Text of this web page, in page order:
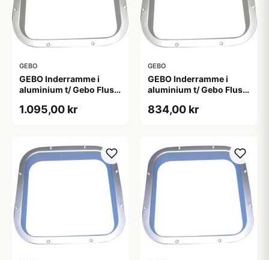
GEBO
GEBO Inderramme i
aluminium t/ Gebo Flush
1.095,00 kr
GEBO
GEBO Inderramme i
aluminium t/ Gebo Flush
834,00 kr